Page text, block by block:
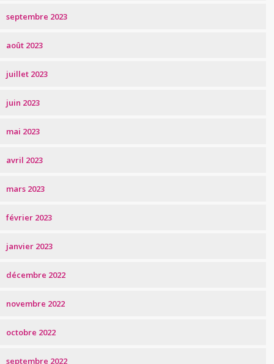
septembre 2023
août 2023
juillet 2023
juin 2023
mai 2023
avril 2023
mars 2023
février 2023
janvier 2023
décembre 2022
novembre 2022
octobre 2022
septembre 2022